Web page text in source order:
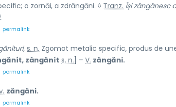
a zornăi, a zdrăngăni. ◊ Tranz. Își zăngănesc
permalink
s. n. Zgomot metalic specific, produs de
zângănít s. n.] – V. zăngăni.
permalink
zăngăni.
permalink